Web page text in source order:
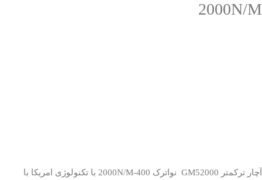
2000N/M
آچار ترکم
تر GM52000 نواترک 400-2000N/M با تکنولوژی امریکا با